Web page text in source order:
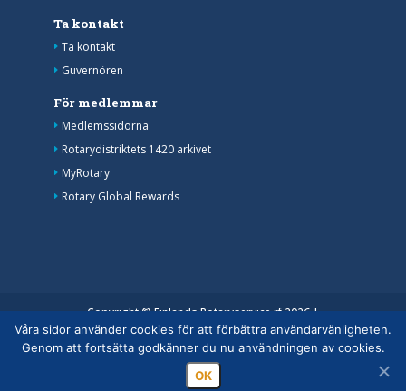
Ta kontakt
Ta kontakt
Guvernören
För medlemmar
Medlemssidorna
Rotarydistriktets 1420 arkivet
MyRotary
Rotary Global Rewards
Copyright © Finlands Rotaryservice rf 2026 |
Medelemsdatabasens datasäkerhetsanvisning|
Behandlingen av personuppgifter inom rotaryverksamheten
Våra sidor använder cookies för att förbättra användarvänligheten.
Genom att fortsätta godkänner du nu användningen av cookies.
OK